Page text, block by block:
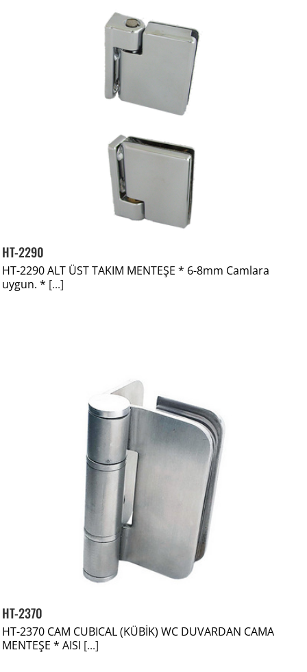
HT-2290
HT-2290 ALT ÜST TAKIM MENTEŞE * 6-8mm Camlara
uygun. * [...]
HT-2370
HT-2370 CAM CUBICAL (KÜBİK) WC DUVARDAN CAMA
MENTEŞE * AISI [...]